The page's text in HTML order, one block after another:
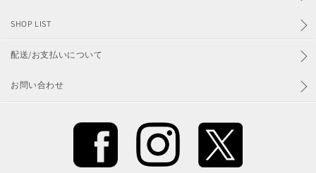
SHOP LIST
配送/お支払いについて
お問い合わせ